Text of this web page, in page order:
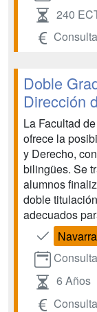
240
Doble
Dirección
La Facultad
ofrece la
y Derecho,
bilingües. Se
alumnos
doble
adecuados
6 Años